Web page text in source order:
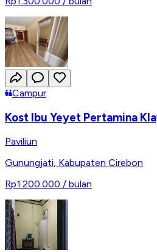
Campur
Kost Ibu Yeyet Pertamina
Paviliun
Gunungjati, Kabupaten Cirebon
Rp1.200.000 / bulan